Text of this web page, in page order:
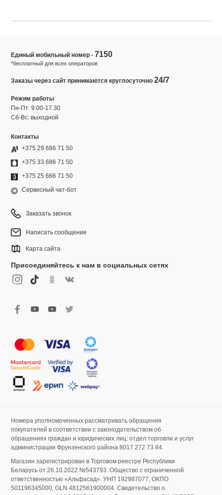
Единый мобильный номер - 7150
*бесплатный для всех операторов
Заказы через сайт принимаются круглосуточно24/7
Режим работы
Пн-Пт: 9.00-17.30
Сб-Вс: выходной
Контакты
+375 29 686 71 50
+375 33 686 71 50
+375 25 666 71 50
Сервисный чат-бот
Заказать звонок
Написать сообщение
Карта сайта
Присоединяйтесь к нам в социальных сетях
Номера уполномоченных рассматривать обращения
покупателей в соответствии с законодательством об
обращениях граждан и юридических лиц: отдел торговли и услуг
администрации Фрунзенского района 8017 272 73 84.
Магазин зарегистрирован в Торговом реестре Республики
Беларусь от 26.10.2022 №543793. Общество с ограниченной
ответственностью «Альфасад». УНП 192987077, ОКПО
501196345000, GLN 4812561900004. Свидетельство о